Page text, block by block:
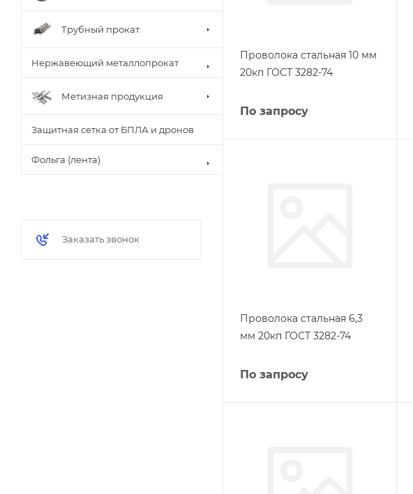
Проволока стальная 10 мм
20кп ГОСТ 3282-74
По запросу
Проволока стальная 6,3
мм 20кп ГОСТ 3282-74
По запросу
Трубный прокат
Нержавеющий металлопрокат
Метизная продукция
Защитная сетка от БПЛА и дронов
Фольга (лента)
Заказать звонок